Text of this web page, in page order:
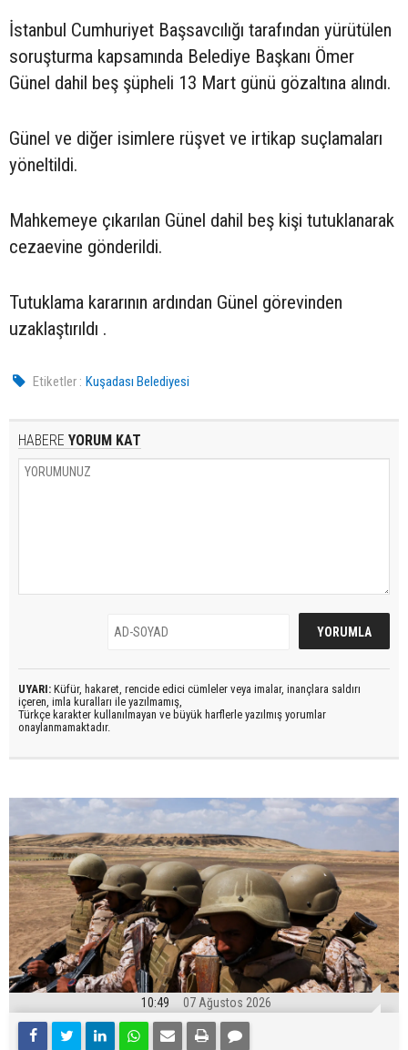
İstanbul Cumhuriyet Başsavcılığı tarafından yürütülen
soruşturma kapsamında Belediye Başkanı Ömer
Günel dahil beş şüpheli 13 Mart günü gözaltına alındı.
Günel ve diğer isimlere rüşvet ve irtikap suçlamaları
yöneltildi.
Mahkemeye çıkarılan Günel dahil beş kişi tutuklanarak
cezaevine gönderildi.
Tutuklama kararının ardından Günel görevinden
uzaklaştırıldı .
Etiketler : Kuşadası Belediyesi
HABERE YORUM KAT
UYARI: Küfür, hakaret, rencide edici cümleler veya imalar, inançlara saldırı
içeren, imla kuralları ile yazılmamış,
Türkçe karakter kullanılmayan ve büyük harflerle yazılmış yorumlar
onaylanmamaktadır.
10:49 07 Ağustos 2026